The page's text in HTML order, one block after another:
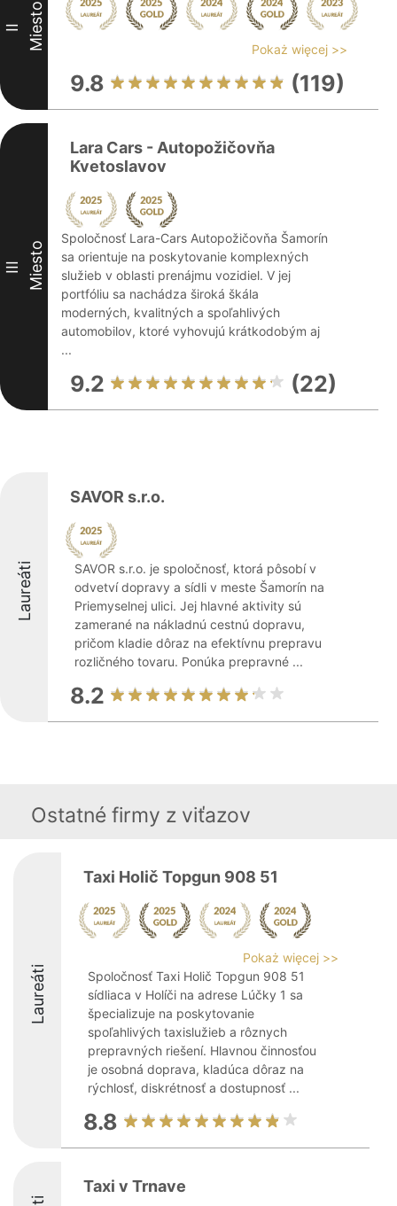
II Miesto Pokaż więcej >>
9.8 (119)
III Miesto
Lara Cars - Autopožičovňa
Kvetoslavov
Spoločnosť Lara-Cars Autopožičovňa Šamorín
sa orientuje na poskytovanie komplexných
služieb v oblasti prenájmu vozidiel. V jej
portfóliu sa nachádza široká škála
moderných, kvalitných a spoľahlivých
automobilov, ktoré vyhovujú krátkodobým aj
...
9.2 (22)
Laureáti
SAVOR s.r.o.
SAVOR s.r.o. je spoločnosť, ktorá pôsobí v
odvetví dopravy a sídli v meste Šamorín na
Priemyselnej ulici. Jej hlavné aktivity sú
zamerané na nákladnú cestnú dopravu,
pričom kladie dôraz na efektívnu prepravu
rozličného tovaru. Ponúka prepravné ...
8.2
Ostatné firmy z viťazov
Laureáti
Taxi Holič Topgun 908 51
Pokaż więcej >>
Spoločnosť Taxi Holič Topgun 908 51
sídliaca v Holíči na adrese Lúčky 1 sa
špecializuje na poskytovanie
spoľahlivých taxislužieb a rôznych
prepravných riešení. Hlavnou činnosťou
je osobná doprava, kladúca dôraz na
rýchlosť, diskrétnosť a dostupnosť ...
8.8
Taxi v Trnave